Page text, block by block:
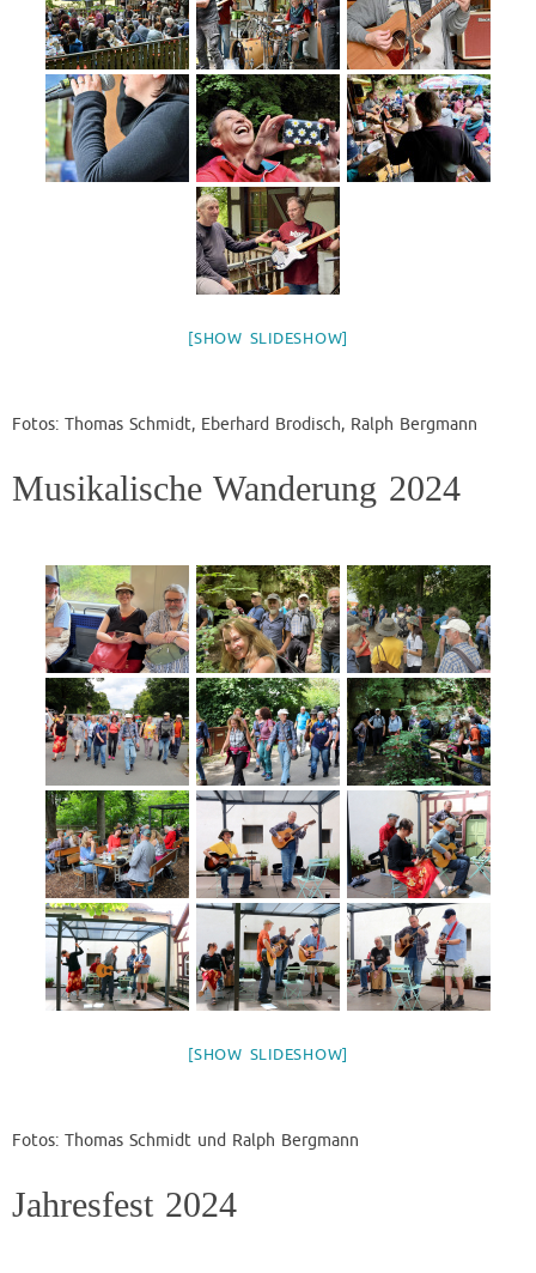
[SHOW SLIDESHOW]
Fotos: Thomas Schmidt, Eberhard Brodisch, Ralph Bergmann
Musikalische Wanderung 2024
[SHOW SLIDESHOW]
Fotos: Thomas Schmidt und Ralph Bergmann
Jahresfest 2024